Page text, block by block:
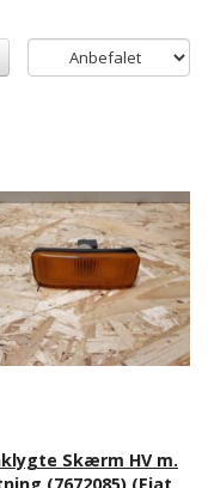
Skærm HV m.